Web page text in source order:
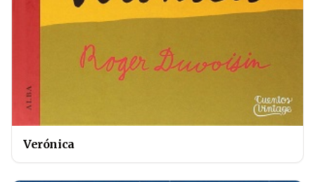
Verónica